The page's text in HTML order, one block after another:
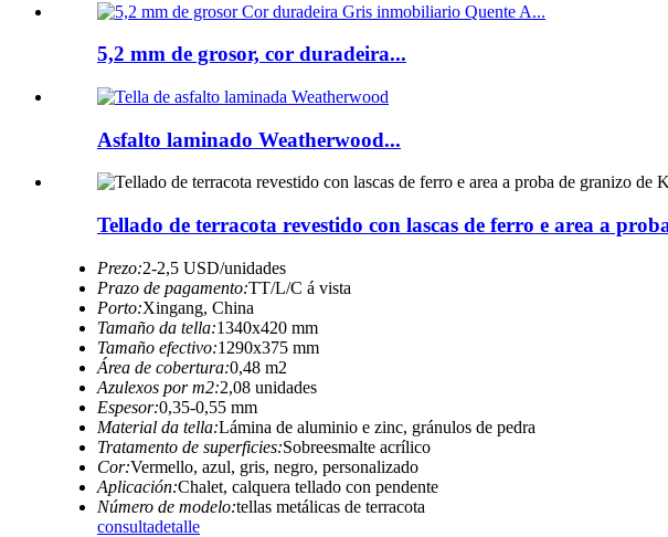
5,2 mm de grosor, cor duradeira...
Asfalto laminado Weatherwood...
Tellado de terracota revestido con lascas de ferro e area a
Prezo:2-2,5 USD/unidades
Prazo de pagamento:TT/L/C á vista
Porto:Xingang, China
Tamaño da tella:1340x420 mm
Tamaño efectivo:1290x375 mm
Área de cobertura:0,48 m2
Azulexos por m2:2,08 unidades
Espesor:0,35-0,55 mm
Material da tella:Lámina de aluminio e zinc, gránulos de pedra
Tratamento de superficies:Sobreesmalte acrílico
Cor:Vermello, azul, gris, negro, personalizado
Aplicación:Chalet, calquera tellado con pendente
Número de modelo:tellas metálicas de terracota
consultadetalle